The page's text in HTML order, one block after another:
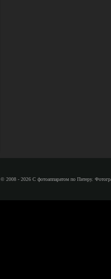
© 2008 - 2026 С фотоаппаратом по Питеру.